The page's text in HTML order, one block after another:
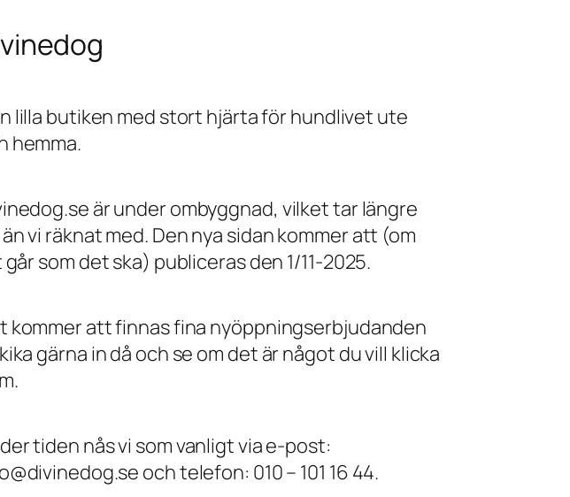
lilla butiken med stort hjärta för hundlivet ute
hemma.
är under ombyggnad, vilket tar längre
vi räknat med. Den nya sidan kommer att (om
går som det ska) publiceras den 1/11-2025.
kommer att finnas fina nyöppningserbjudanden
gärna in då och se om det är något du vill klicka
tiden nås vi som vanligt via e-post:
och telefon: 010 – 101 16 44.